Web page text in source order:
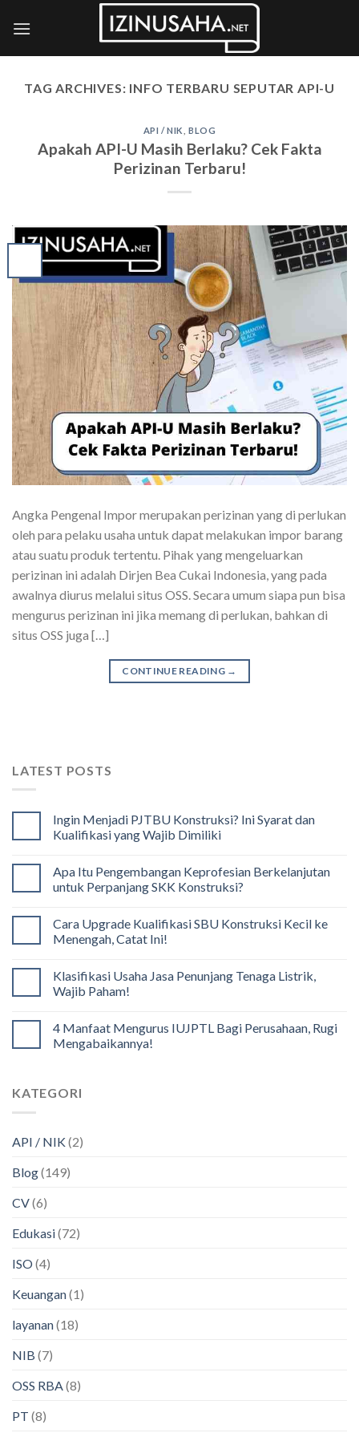
TAG ARCHIVES: INFO TERBARU SEPUTAR API-U
API / NIK BLOG
Apakah API-U Masih Berlaku? Cek Fakta
Perizinan Terbaru!
Angka Pengenal Impor merupakan perizinan yang di perlukan
oleh para pelaku usaha untuk dapat melakukan impor barang
atau suatu produk tertentu. Pihak yang mengeluarkan
perizinan ini adalah Dirjen Bea Cukai Indonesia, yang pada
awalnya diurus melalui situs OSS. Secara umum siapa pun bisa
mengurus perizinan ini jika memang di perlukan, bahkan di
situs OSS juga […]
CONTINUE READING →
LATEST POSTS
Ingin Menjadi PJTBU Konstruksi? Ini Syarat dan
Kualifikasi yang Wajib Dimiliki
Apa Itu Pengembangan Keprofesian Berkelanjutan
untuk Perpanjang SKK Konstruksi?
Cara Upgrade Kualifikasi SBU Konstruksi Kecil ke
Menengah, Catat Ini!
Klasifikasi Usaha Jasa Penunjang Tenaga Listrik,
Wajib Paham!
4 Manfaat Mengurus IUJPTL Bagi Perusahaan, Rugi
Mengabaikannya!
KATEGORI
API / NIK(2)
Blog(149)
CV(6)
Edukasi(72)
ISO(4)
Keuangan(1)
layanan(18)
NIB (7)
OSS RBA(8)
PT (8)